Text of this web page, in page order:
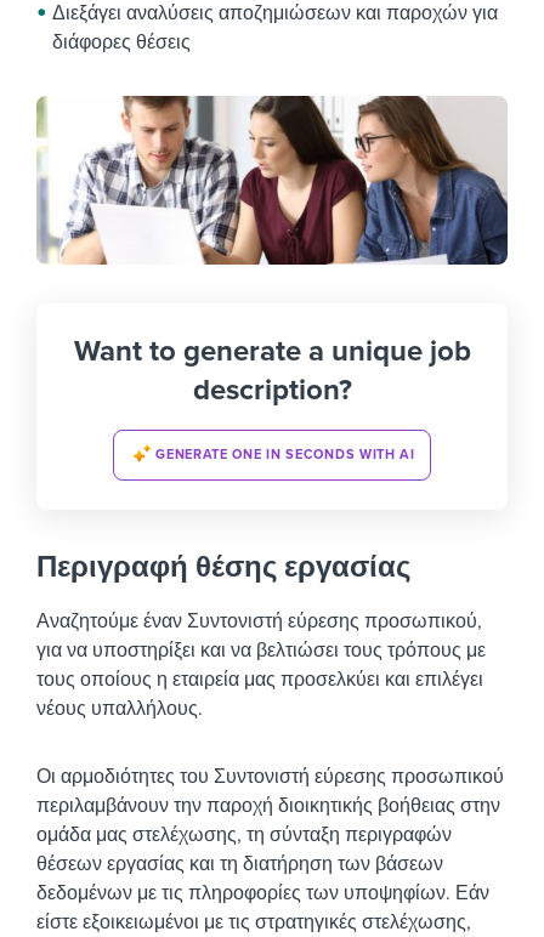
Διεξάγει αναλύσεις αποζημιώσεων και παροχών για
διάφορες θέσεις
Want to generate a unique job
description?
GENERATE ONE IN SECONDS WITH AI
Περιγραφή θέσης εργασίας
Αναζητούμε έναν Συντονιστή εύρεσης προσωπικού,
για να υποστηρίξει και να βελτιώσει τους τρόπους με
τους οποίους η εταιρεία μας προσελκύει και επιλέγει
νέους υπαλλήλους.
Οι αρμοδιότητες του Συντονιστή εύρεσης προσωπικού
περιλαμβάνουν την παροχή διοικητικής βοήθειας στην
ομάδα μας στελέχωσης, τη σύνταξη περιγραφών
θέσεων εργασίας και τη διατήρηση των βάσεων
δεδομένων με τις πληροφορίες των υποψηφίων. Εάν
είστε εξοικειωμένοι με τις στρατηγικές στελέχωσης,